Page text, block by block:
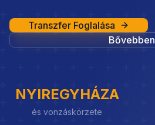
Transzfer Foglalása
Bővebben
NYIREGYHÁZA
és vonzáskörzete